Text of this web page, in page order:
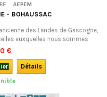
: AEPEM
- BOHAUSSAC
des Landes de Gascogne,
auxquelles nous sommes
danse et qui met en évidence la
telle que l’on pouvait
du siècle dernier. Superbe.
€
Détails